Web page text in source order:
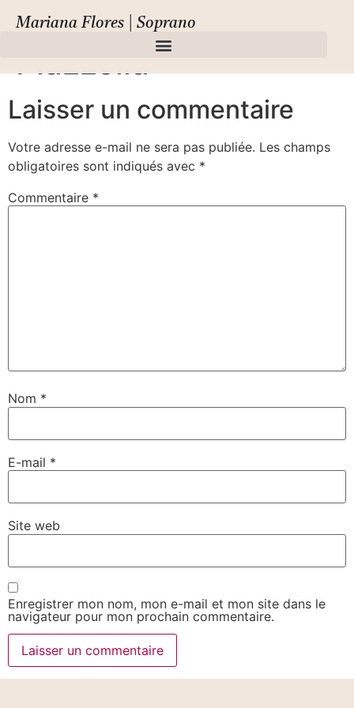
Mariana Flores | Soprano
Monteverdi –
Piazzolla
Laisser un commentaire
Votre adresse e-mail ne sera pas publiée. Les champs
obligatoires sont indiqués avec *
Commentaire *
Nom *
E-mail *
Site web
Enregistrer mon nom, mon e-mail et mon site dans le
navigateur pour mon prochain commentaire.